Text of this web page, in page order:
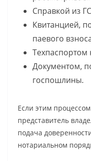
Справкой из
Квитанцией,
паевого
Техпаспортом
Документом,
госпошлины.
Если этим
представитель
подача
нотариальном